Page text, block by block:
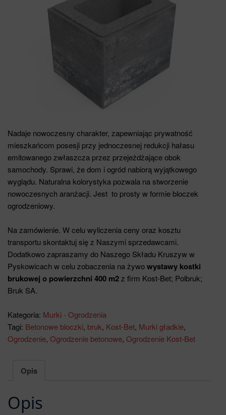
Nadaje nowoczesny charakter, zapewniając prywatność
mieszkańcom posesji przy jednoczesnej redukcji hałasu
emitowanego zwłaszcza przez przejeżdżające obok
samochody. Sprawi, że dom i ogród nabiorą wyjątkowego
wyglądu. Naturalna kolorystyka pozwala na stworzenie
nowoczesnych aranżacji. Jest to prosty w formie bloczek
ogrodzeniowy.
Na zamówienie. W celu wyliczenia ceny oraz kosztu
transportu skontaktuj się z Naszymi sprzedawcami.
Dodatkowo zapraszamy do Naszego Składu Kruszyw w
Pyskowicach w celu zobaczenia na żywowystawy kostki
brukowej o powierzchni 400 m2 z firm Kost-Bet; Polbruk;
Bruk SA.
Kategoria: Murki - Ogrodzenia
Tagi: Betonowe bloczki, bruk, Kost-Bet, Murki gładkie,
Ogrodzenie, Ogrodzenie betonowe, Ogrodzenie Kost-Bet
Opis
Opis